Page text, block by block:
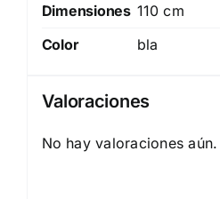
Dimensiones 110 cm
Color
bla
Valoraciones
No hay valoraciones aún.